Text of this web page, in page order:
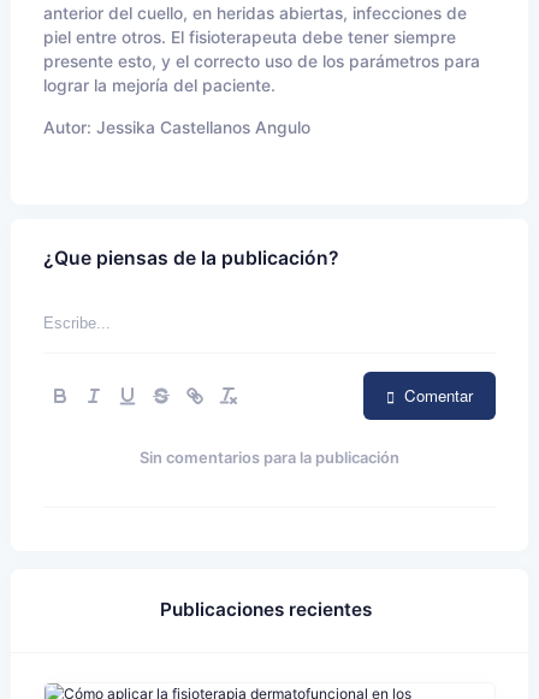
anterior del cuello, en heridas abiertas, infecciones de
piel entre otros. El fisioterapeuta debe tener siempre
presente esto, y el correcto uso de los parámetros para
lograr la mejoría del paciente.
Autor: Jessika Castellanos Angulo
¿Que piensas de la publicación?
Comentar
Sin comentarios para la publicación
Publicaciones recientes